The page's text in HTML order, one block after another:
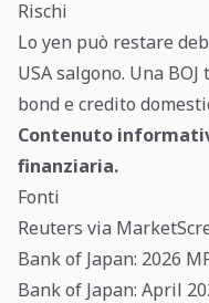
Rischi
Lo yen può restare
USA salgono. Una
bond e credito
Contenuto
finanziaria.
Fonti
Reuters via
Bank of Japan: 2026
Bank of Japan: April